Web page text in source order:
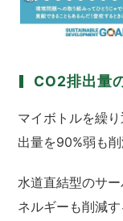
CO2排出量
マイボトルを繰
出量を90%弱も
水道直結型のサ
ネルギーも削減す